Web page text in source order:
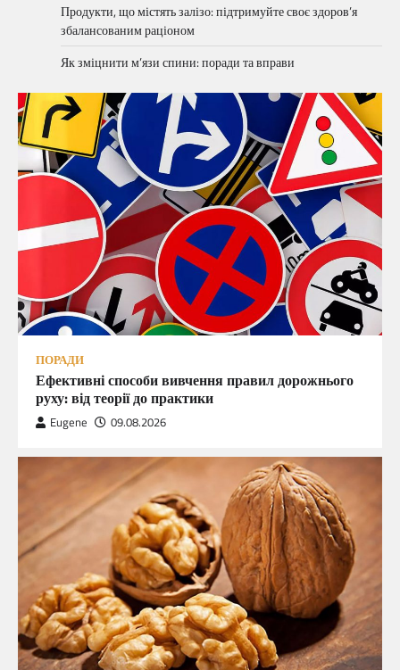
Продукти, що містять залізо: підтримуйте своє здоров’я
збалансованим раціоном
Як зміцнити м’язи спини: поради та вправи
ПОРАДИ
Ефективні способи вивчення правил дорожнього
руху: від теорії до практики
Eugene 09.08.2026